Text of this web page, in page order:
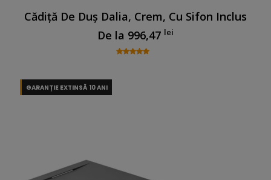
Cădiță De Duș Dalia, Crem, Cu Sifon Inclus
De la 996,47 lei